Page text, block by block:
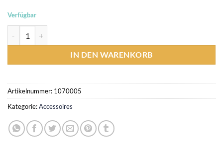
Verfügbar
IN DEN WARENKORB
Artikelnummer: 1070005
Kategorie:Accessoires